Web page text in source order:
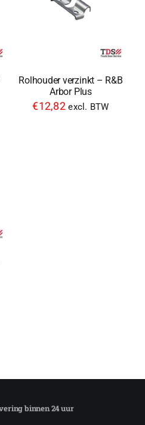
Rolhouder verzinkt – R&B
Arbor Plus
€12,82 excl. BTW